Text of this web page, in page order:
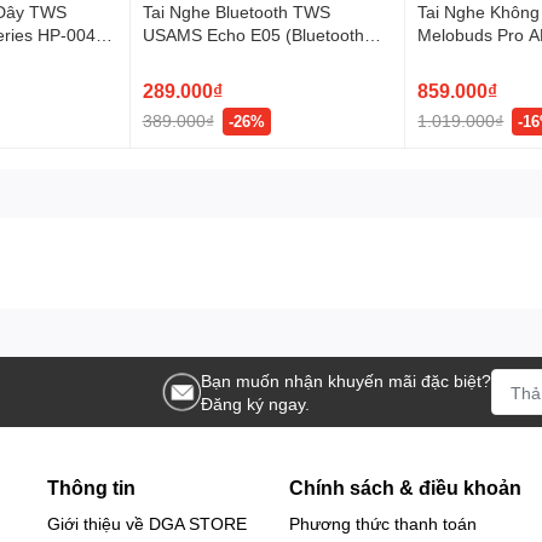
đeo tuyệt vời.
cao.
tư, mang đến trải nghiệm âm thanh tuyệt vời cho người dùng.
TWS
HP-004
Tai Nghe Bluetooth TWS
USAMS Echo E05 (Bluetooth
Sound, Low latency)
289.000₫
389.000₫ -26%
Tai Nghe
Melobuds Pro
ENC)
859.000₫
1.019.000₫ -
Bạn muốn nhận khuyến mãi đặc biệt?
Đăng ký ngay.
Thông tin
Giới thiệu về DGA STORE
Chính sách & điều khoản
Phương thức thanh toán